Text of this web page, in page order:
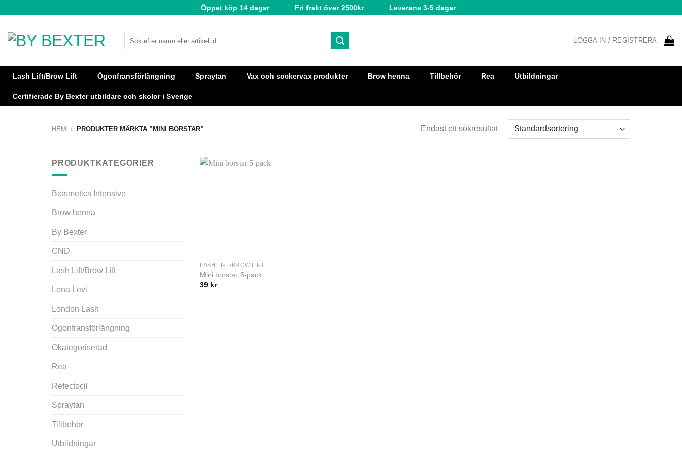
content
Öppet köp 14 dagar Fri frakt över 2500kr Leverans 3-5 dagar
LOGGA IN / REGISTRERA
Lash Lift/Brow Lift Ögonfransförlängning Spraytan Vax och sockervax produkter Brow henna Tillbehör Rea Utbildningar
Certifierade By Bexter utbildare och skolor i Sverige
HEM / PRODUKTER MÄRKTA ”MINI BORSTAR” Endast ett sökresultat
PRODUKTKATEGORIER
Biosmetics Intensive
Brow henna
By Bexter
CND
Lash Lift/Brow Lift
Lena Levi
London Lash
Ögonfransförlängning
Okategoriserad
Rea
Refectocil
Spraytan
Tillbehör
Utbildningar
LASH LIFT/BROW LIFT
Mini borstar 5-pack
39 kr